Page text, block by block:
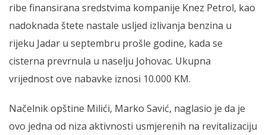
ribe finansirana sredstvima kompanije Knez Petrol, kao
nadoknada štete nastale usljed izlivanja benzina u
rijeku Jadar u septembru prošle godine, kada se
cisterna prevrnula u naselju Johovac. Ukupna
vrijednost ove nabavke iznosi 10.000 KM.
Načelnik opštine Milići, Marko Savić, naglasio je da je
ovo jedna od niza aktivnosti usmjerenih na revitalizaciju